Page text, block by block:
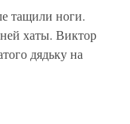
тащили ноги.
хаты. Виктор
дядьку на